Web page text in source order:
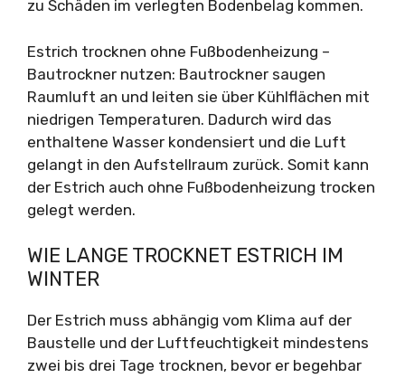
zu Schäden im verlegten Bodenbelag kommen.
Estrich trocknen ohne Fußbodenheizung –
Bautrockner nutzen: Bautrockner saugen
Raumluft an und leiten sie über Kühlflächen mit
niedrigen Temperaturen. Dadurch wird das
enthaltene Wasser kondensiert und die Luft
gelangt in den Aufstellraum zurück. Somit kann
der Estrich auch ohne Fußbodenheizung trocken
gelegt werden.
WIE LANGE TROCKNET ESTRICH IM
WINTER
Der Estrich muss abhängig vom Klima auf der
Baustelle und der Luftfeuchtigkeit mindestens
zwei bis drei Tage trocknen, bevor er begehbar